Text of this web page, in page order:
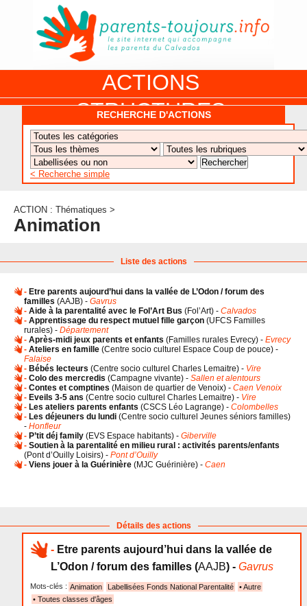
À PROPOS DU REAAP
1ÈRE VISITE
APPELS A PROJET
DISPOSITIFS PARENTALITÉ
SITES INTERNET
MENTIONS LÉGALES
ACTIONS
STRUCTURES
DOCUMENTS
FORMATIONS
RECHERCHE D'ACTIONS
< Recherche simple
ACTION : Thématiques >
Animation
Liste des actions
- Etre parents aujourd’hui dans la vallée de L’Odon / forum des
familles (AAJB) - Gavrus
- Aide à la parentalité avec le Fol’Art Bus (Fol’Art) - Calvados
- Apprentissage du respect mutuel fille garçon (UFCS Familles
rurales) - Département
- Après-midi jeux parents et enfants (Familles rurales Evrecy) - Evrecy
- Ateliers en famille (Centre socio culturel Espace Coup de pouce) -
Falaise
- Bébés lecteurs (Centre socio culturel Charles Lemaitre) - Vire
- Colo des mercredis (Campagne vivante) - Sallen et alentours
- Contes et comptines (Maison de quartier de Venoix) - Caen Venoix
- Eveils 3-5 ans (Centre socio culturel Charles Lemaitre) - Vire
- Les ateliers parents enfants (CSCS Léo Lagrange) - Colombelles
- Les déjeuners du lundi (Centre socio culturel Jeunes séniors familles)
- Honfleur
- P’tit déj family (EVS Espace habitants) - Giberville
- Soutien à la parentalité en milieu rural : activités parents/enfants
(Pont d’Ouilly Loisirs) - Pont d’Ouilly
- Viens jouer à la Guérinière (MJC Guérinière) - Caen
Détails des actions
- Etre parents aujourd’hui dans la vallée de
L’Odon / forum des familles (AAJB) - Gavrus
Mots-clés : Animation Labellisées Fonds National Parentalité
• Autre
• Toutes classes d'âges